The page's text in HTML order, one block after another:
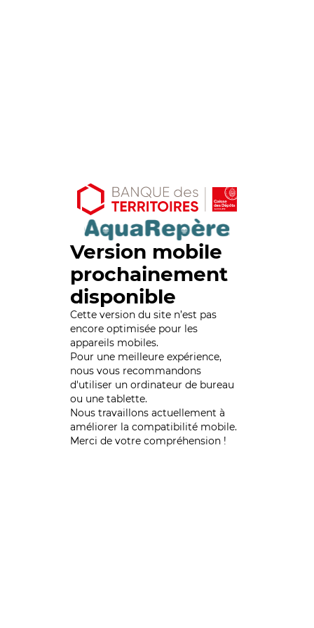
Version mobile
prochainement
disponible
Cette version du site n’est pas
encore optimisée pour les
appareils mobiles.
Pour une meilleure expérience,
nous vous recommandons
d'utiliser un ordinateur de bureau
ou une tablette.
Nous travaillons actuellement à
améliorer la compatibilité mobile.
Merci de votre compréhension !